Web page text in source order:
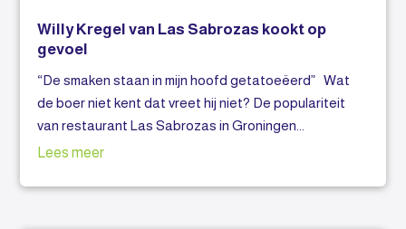
Willy Kregel van Las Sabrozas kookt op
gevoel
“De smaken staan in mijn hoofd getatoeëerd” Wat
de boer niet kent dat vreet hij niet? De populariteit
van restaurant Las Sabrozas in Groningen...
Lees meer